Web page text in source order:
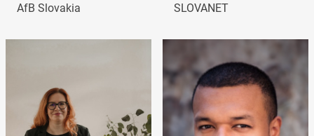
AfB Slovakia
SLOVANET